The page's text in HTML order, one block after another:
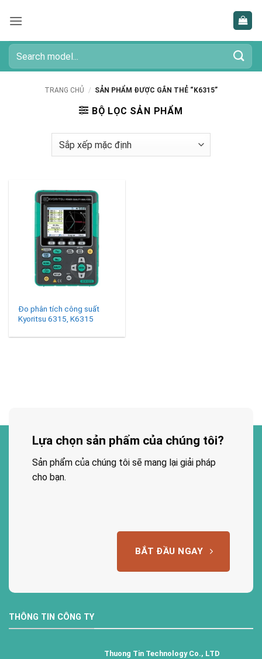
qua
dung
Tìm
kiếm:
TRANG CHỦ / SẢN PHẨM ĐƯỢC GẮN THẺ “K6315”
BỘ LỌC SẢN PHẨM
Đo phân tích công suất
Kyoritsu 6315, K6315
Lựa chọn sản phẩm của chúng tôi?
Sản phẩm của chúng tôi sẽ mang lại giải pháp
cho bạn.
BẮT ĐẦU NGAY
THÔNG TIN CÔNG TY
Thuong Tin Technology Co., LTD